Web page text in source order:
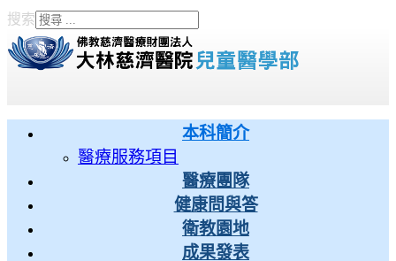
搜索
Type 2 or more characters
for results.
本科簡介
醫療服務項目
醫療團隊
健康問與答
衛教園地
成果發表